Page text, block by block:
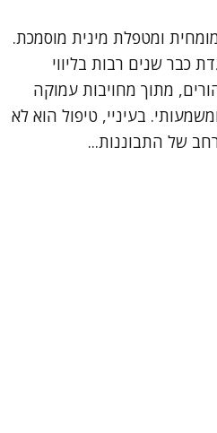
ומטפלת מינית מוסמכת.
כבר שנים רבות בליווי
מתוך מחויבות עמוקה
בעיניי, טיפול הוא לא
של התבוננות...